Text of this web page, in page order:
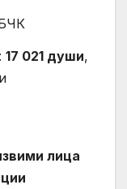
17 021 души,
лица